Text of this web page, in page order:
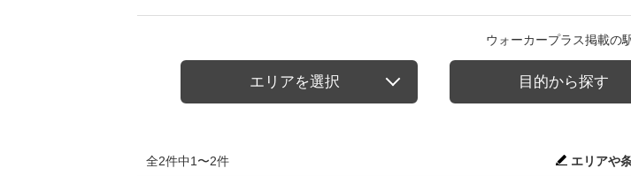
ウォーカープラス掲載の
エリアを選択 目的から探す
全2件中1〜2件 エリアや